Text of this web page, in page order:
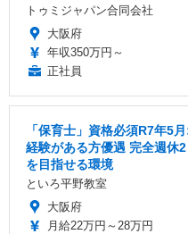
トゥミジャパン合同会社
大阪府
年収350万円～
正社員
「保育士」資格必須R7年5
経験がある方優遇 完全週休
を目指せる環境
といろ平野教室
大阪府
月給22万円～28万円